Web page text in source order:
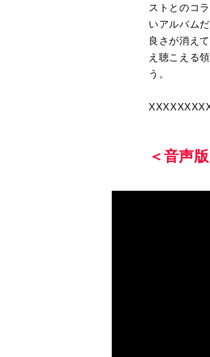
ストとのコ
いアルバム
良さが消え
え聴こえる
う。
＜音声